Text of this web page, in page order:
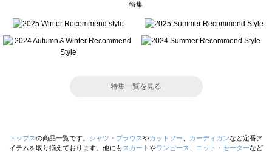
特集
特集一覧を見る
トップスの商品一覧です。 シャツ・ブラウスやカットソー カーディガンなど定番ア
イテムを取り揃えております。他にも スカート やワンピース ニット・セーターなど